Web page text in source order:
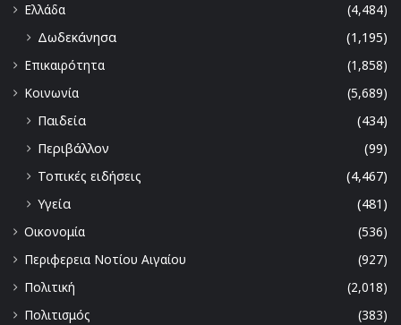
Ελλάδα
(4,484)
Δωδεκάνησα
(1,195)
Επικαιρότητα
(1,858)
Κοινωνία
(5,689)
Παιδεία
(434)
Περιβάλλον
(99)
Τοπικές ειδήσεις
(4,467)
Υγεία
(481)
Οικονομία
(536)
Περιφερεια Νοτίου Αιγαίου
(927)
Πολιτική
(2,018)
Πολιτισμός
(383)